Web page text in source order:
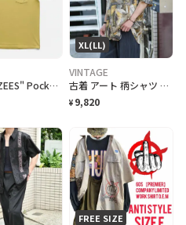
90s "JERZEES" Pocket T-Shirt ジャージーズ 無地ポケット Tシャツ [XL]
XL(LL)
VINTAGE
古着 アート 柄シャツ 総柄シャツ レーヨンシャツ 半袖シャツ デザインシャツ
¥ 9,820
FREE SIZE